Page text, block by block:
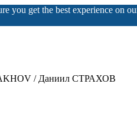
you get the best experience on
/ Даниил СТРАХОВ